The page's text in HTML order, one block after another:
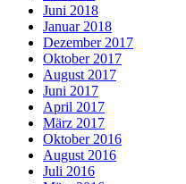
Juni 2018
Januar 2018
Dezember 2017
Oktober 2017
August 2017
Juni 2017
April 2017
März 2017
Oktober 2016
August 2016
Juli 2016